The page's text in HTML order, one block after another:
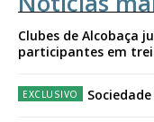
Clubes de Alcobaça
participantes em